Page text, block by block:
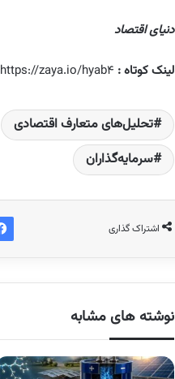
دنیای اقتصاد
لینک کوتاه : https://zaya.io/hyab4
تحلیل‌های متعارف اقتصادی
سرمایه‌گذاران
اشتراک گذاری
نوشته های مشابه